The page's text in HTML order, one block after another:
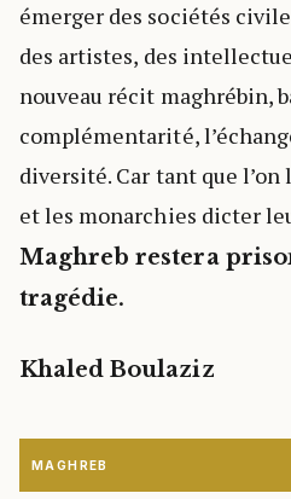
émerger des sociétés
des artistes, des
nouveau récit maghrébin,
complémentarité,
diversité. Car tant que
et les monarchies dicter
Maghreb restera
tragédie.
Khaled Boulaziz
MAGHREB